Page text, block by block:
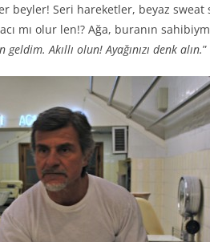
beyler! Seri hareketler, beyaz
mı olur len!? Ağa, buranın
geldim. Akıllı olun! Ayağınızı denk alın.